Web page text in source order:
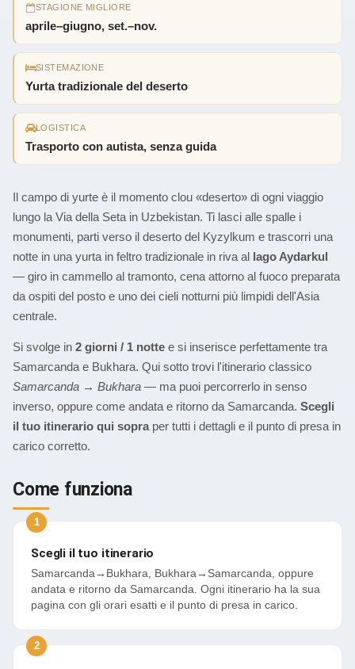
STAGIONE MIGLIORE
aprile–giugno, set.–nov.
SISTEMAZIONE
Yurta tradizionale del deserto
LOGISTICA
Trasporto con autista, senza guida
Il campo di yurte è il momento clou «deserto» di ogni viaggio
lungo la Via della Seta in Uzbekistan. Ti lasci alle spalle i
monumenti, parti verso il deserto del Kyzylkum e trascorri una
notte in una yurta in feltro tradizionale in riva al lago Aydarkul
— giro in cammello al tramonto, cena attorno al fuoco preparata
da ospiti del posto e uno dei cieli notturni più limpidi dell'Asia
centrale.
Si svolge in 2 giorni / 1 notte e si inserisce perfettamente tra
Samarcanda e Bukhara. Qui sotto trovi l'itinerario classico
Samarcanda → Bukhara — ma puoi percorrerlo in senso
inverso, oppure come andata e ritorno da Samarcanda. Scegli
il tuo itinerario qui sopraper tutti i dettagli e il punto di presa in
carico corretto.
Come funziona
Scegli il tuo itinerario
Samarcanda→Bukhara, Bukhara→Samarcanda, oppure
andata e ritorno da Samarcanda. Ogni itinerario ha la sua
pagina con gli orari esatti e il punto di presa in carico.